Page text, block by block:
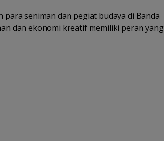
seniman dan pegiat budaya di Banda
dan ekonomi kreatif memiliki peran yang